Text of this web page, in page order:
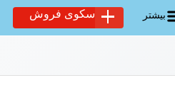
بیشتر سکوی فروش